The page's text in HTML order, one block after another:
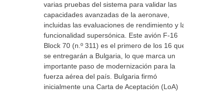
varias pruebas del sistema para validar las
capacidades avanzadas de la aeronave,
incluidas las evaluaciones de rendimiento y la
funcionalidad supersónica. Este avión F-16
Block 70 (n.º 311) es el primero de los 16 que
se entregarán a Bulgaria, lo que marca un
importante paso de modernización para la
fuerza aérea del país. Bulgaria firmó
inicialmente una Carta de Aceptación (LoA)